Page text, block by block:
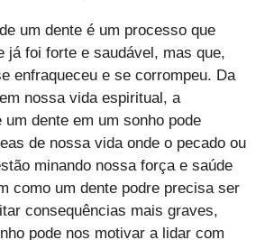
um dente é um processo que
já foi forte e saudável, mas que,
enfraqueceu e se corrompeu. Da
nossa vida espiritual, a
um dente em um sonho pode
de nossa vida onde o pecado ou
minando nossa força e saúde
como um dente podre precisa ser
consequências mais graves,
pode nos motivar a lidar com